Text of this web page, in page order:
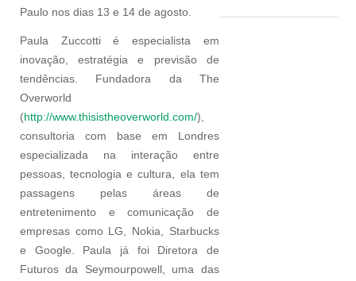
Paulo nos dias 13 e 14 de agosto.
Paula Zuccotti é especialista em
inovação, estratégia e previsão de
tendências. Fundadora da The
Overworld
(http://www.thisistheoverworld.com/),
consultoria com base em Londres
especializada na interação entre
pessoas, tecnologia e cultura, ela tem
passagens pelas áreas de
entretenimento e comunicação de
empresas como LG, Nokia, Starbucks
e Google. Paula já foi Diretora de
Futuros da Seymourpowell, uma das